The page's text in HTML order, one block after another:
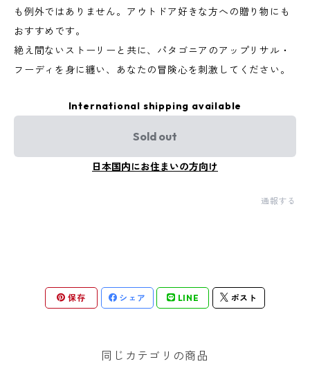
も例外ではありません。アウトドア好きな方への贈り物にも
おすすめです。
絶え間ないストーリーと共に、パタゴニアのアップリサル・
フーディを身に纏い、あなたの冒険心を刺激してください。
International shipping available
Sold out
日本国内にお住まいの方向け
通報する
保存 シェア LINE ポスト
同じカテゴリの商品